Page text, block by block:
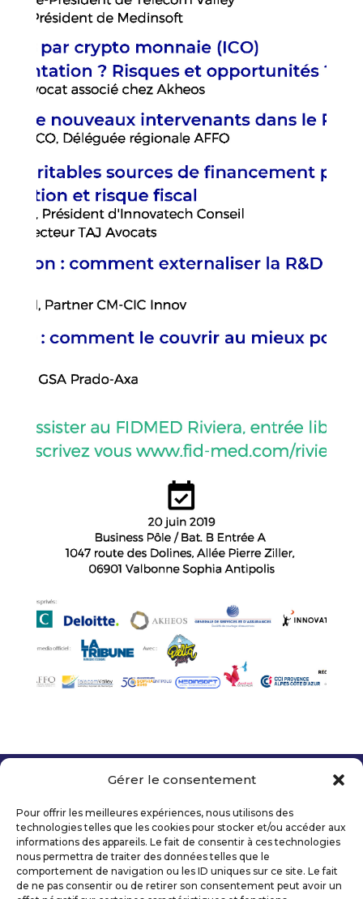
Gérer le consentement
Pour offrir les meilleures expériences, nous utilisons des
technologies telles que les cookies pour stocker et/ou accéder aux
informations des appareils. Le fait de consentir à ces technologies
nous permettra de traiter des données telles que le
comportement de navigation ou les ID uniques sur ce site. Le fait
de ne pas consentir ou de retirer son consentement peut avoir un
Mentions légales
Politique de confidentialité
Déclaration d’accessibilité numérique